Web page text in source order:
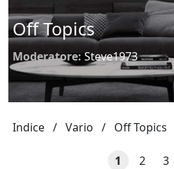
Off Topics
Moderatore:Steve1973
Indice Vario Off Topics
1 2 3